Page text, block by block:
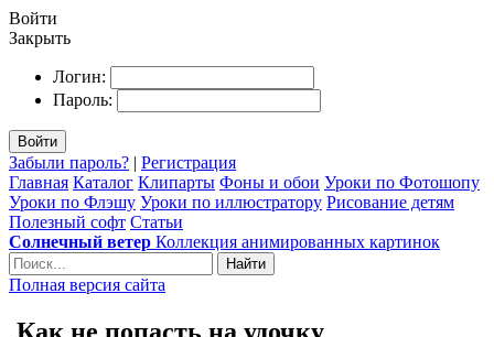
Войти
Закрыть
Логин:
Пароль:
Войти
Забыли пароль? | Регистрация
Главная Каталог Клипарты Фоны и обои Уроки по Фотошопу
Уроки по Флэшу Уроки по иллюстратору Рисование детям
Полезный софт Статьи
Солнечный ветер Коллекция анимированных картинок
Найти
Полная версия сайта